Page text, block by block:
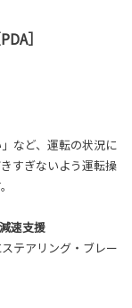
］
など、運転の状況に
すぎないよう運転操
速支援
テアリング・ブレー